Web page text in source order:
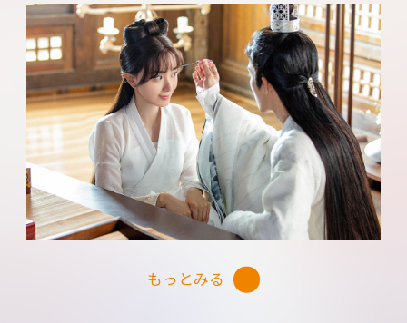
トキメキラブ史劇のブームを作った監督＆脚本家
が再びタッグを組んだ本作。
生まれつき味覚や触覚・嗅覚など様々な感覚がな
いため感情が欠落した主人公が、ヒロインに触れ
生まれて初めて感覚を得ることから始まるラブロ
マンス。匂いや体温を感じることで、心がときめく
感情を得た主人公。
契約で始まった関係が初めての恋に変わる、最高
にキュートでドラマチックなシンデレラ・ラブ史
もっとみる